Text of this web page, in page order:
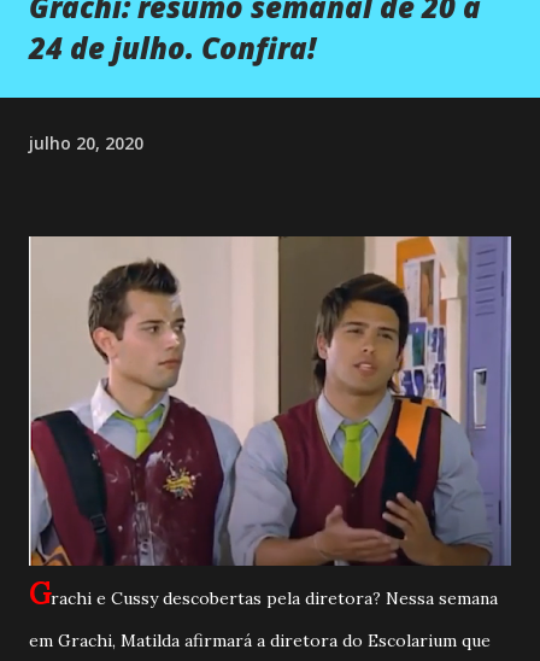
24 de julho. Confira!
julho 20, 2020
Grachi e Cussy descobertas pela diretora? Nessa semana
em Grachi, Matilda afirmará a diretora do Escolarium que